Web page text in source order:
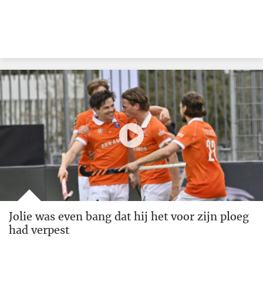
Jolie was even bang dat hij het voor zijn ploeg
had verpest